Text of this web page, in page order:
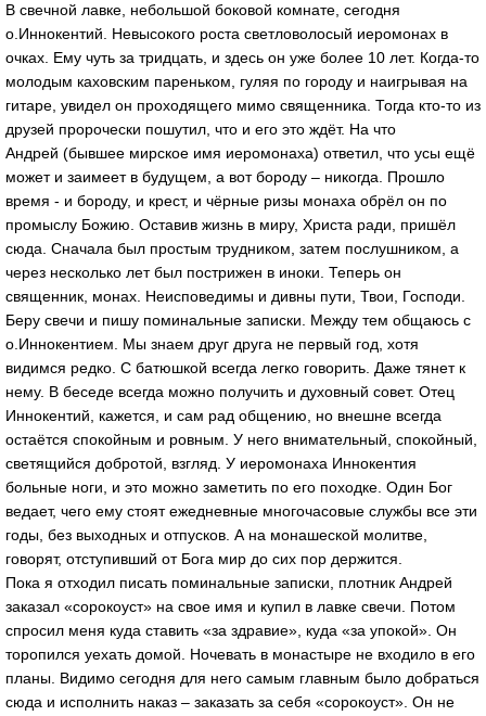
В свечной лавке, небольшой боковой комнате, сегодня
о.Иннокентий. Невысокого роста светловолосый иеромонах в
очках. Ему чуть за тридцать, и здесь он уже более 10 лет. Когда-то
молодым каховским пареньком, гуляя по городу и наигрывая на
гитаре, увидел он проходящего мимо священника. Тогда кто-то из
друзей пророчески пошутил, что и его это ждёт. На что
Андрей (бывшее мирское имя иеромонаха) ответил, что усы ещё
может и заимеет в будущем, а вот бороду – никогда. Прошло
время - и бороду, и крест, и чёрные ризы монаха обрёл он по
промыслу Божию. Оставив жизнь в миру, Христа ради, пришёл
сюда. Сначала был простым трудником, затем послушником, а
через несколько лет был пострижен в иноки. Теперь он
священник, монах. Неисповедимы и дивны пути, Твои, Господи.
Беру свечи и пишу поминальные записки. Между тем общаюсь с
о.Иннокентием. Мы знаем друг друга не первый год, хотя
видимся редко. С батюшкой всегда легко говорить. Даже тянет к
нему. В беседе всегда можно получить и духовный совет. Отец
Иннокентий, кажется, и сам рад общению, но внешне всегда
остаётся спокойным и ровным. У него внимательный, спокойный,
светящийся добротой, взгляд. У иеромонаха Иннокентия
больные ноги, и это можно заметить по его походке. Один Бог
ведает, чего ему стоят ежедневные многочасовые службы все эти
годы, без выходных и отпусков. А на монашеской молитве,
говорят, отступивший от Бога мир до сих пор держится.
Пока я отходил писать поминальные записки, плотник Андрей
заказал «сорокоуст» на свое имя и купил в лавке свечи. Потом
спросил меня куда ставить «за здравие», куда «за упокой». Он
торопился уехать домой. Ночевать в монастыре не входило в его
планы. Видимо сегодня для него самым главным было добраться
сюда и исполнить наказ – заказать за себя «сорокоуст». Он не